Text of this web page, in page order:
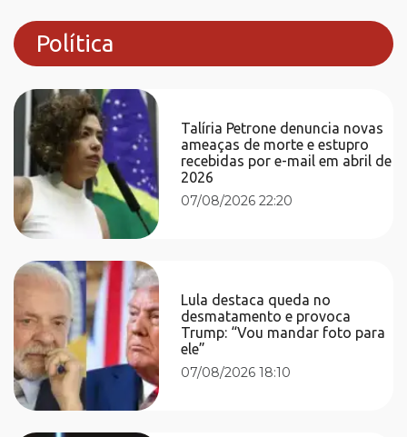
Política
Talíria Petrone denuncia novas
ameaças de morte e estupro
recebidas por e-mail em abril de
2026
07/08/2026 22:20
Lula destaca queda no
desmatamento e provoca
Trump: “Vou mandar foto para
ele”
07/08/2026 18:10